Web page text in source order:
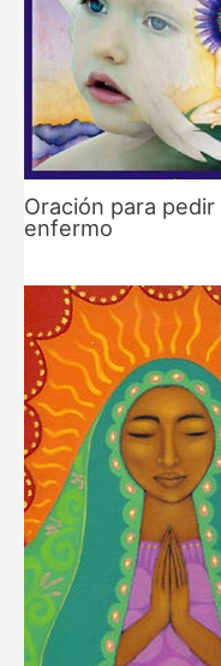
Oración para
enfermo